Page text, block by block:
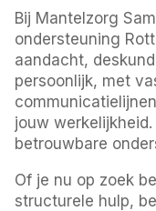
Bij Mantelzorg
ondersteuning
aandacht,
persoonlijk, met
jouw
betrouwbare
Of je nu op zoek
structurele hulp,